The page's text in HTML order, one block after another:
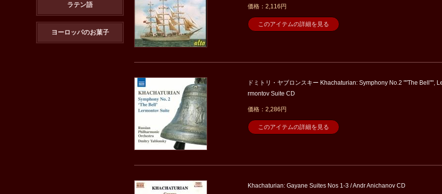
価格：2,116円
このアイテムの詳細を見る
ドミトリ・ヤブロンスキー Khachaturian: Symphony No.2 ""The Bell"",
rmontov Suite CD
価格：2,286円
このアイテムの詳細を見る
Khachaturian: Gayane Suites Nos 1-3 / Andr Anichanov CD
ラテン語
ヨーロッパのお菓子